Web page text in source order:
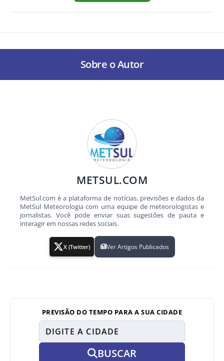
Sobre o Autor
METSUL.COM
MetSul.com é a plataforma de notícias, previsões e dados da
MetSul Meteorologia com uma equipe de meteorologistas e
jornalistas. Você pode enviar suas sugestões de pauta e
interagir em nossas redes sociais.
X (Twitter) Ver Artigos Publicados
PREVISÃO DO TEMPO PARA A SUA CIDADE
BUSCAR